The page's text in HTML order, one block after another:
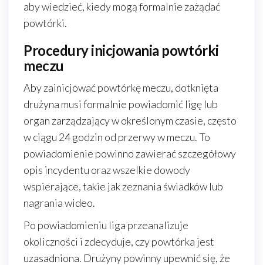
aby wiedzieć, kiedy mogą formalnie zażądać
powtórki.
Procedury inicjowania powtórki
meczu
Aby zainicjować powtórkę meczu, dotknięta
drużyna musi formalnie powiadomić ligę lub
organ zarządzający w określonym czasie, często
w ciągu 24 godzin od przerwy w meczu. To
powiadomienie powinno zawierać szczegółowy
opis incydentu oraz wszelkie dowody
wspierające, takie jak zeznania świadków lub
nagrania wideo.
Po powiadomieniu liga przeanalizuje
okoliczności i zdecyduje, czy powtórka jest
uzasadniona. Drużyny powinny upewnić się, że